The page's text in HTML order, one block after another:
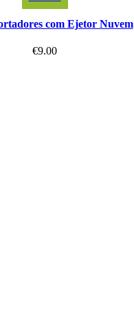
com Ejetor Nuvem
€9.00